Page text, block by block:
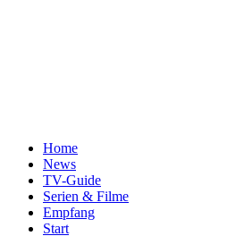
Home
News
TV-Guide
Serien & Filme
Empfang
Start